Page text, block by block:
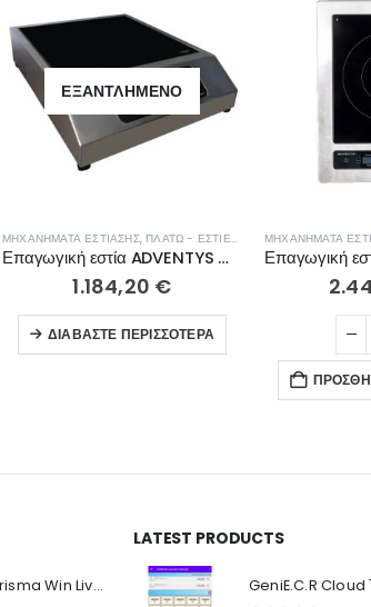
ΕΞΑΝΤΛΗΜΈΝΟ
ΜΗΧΑΝΉΜΑΤΑ ΕΣΤΊΑΣΗΣ, ΠΛΑΤΏ - ΕΣΤΊΕΣ ΨΗΣΊΜΑΤΟΣ
Επαγωγική εστία ADVENTYS GLN 3500
1.184,20 €
ΔΙΑΒΆΣΤΕ ΠΕΡΙΣΣΌΤΕΡΑ
ΜΗΧΑΝΉΜΑΤΑ
Megasoft Prisma Win Live Viewer
LATEST PRODUCTS
Ο Λογαριασμός μου